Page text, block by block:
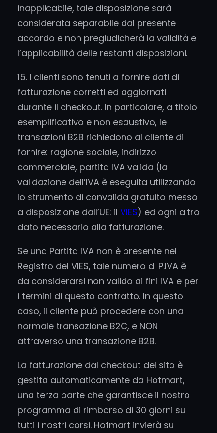
inapplicabile, tale disposizione sarà
considerata separabile dal presente
accordo e non pregiudicherà la validità e
l’applicabilità delle restanti disposizioni.
15. I clienti sono tenuti a fornire dati di
fatturazione corretti ed aggiornati
durante il checkout. In particolare, a titolo
esemplificativo e non esaustivo, le
transazioni B2B richiedono al cliente di
fornire: ragione sociale, indirizzo
commerciale, partita IVA valida (la
validazione dell’IVA è eseguita utilizzando
lo strumento di convalida gratuito messo
a disposizione dall’UE: il VIES) ed ogni altro
dato necessario alla fatturazione.
Se una Partita IVA non è presente nel
Registro del VIES, tale numero di P.IVA è
da considerarsi non valido ai fini IVA e per
i termini di questo contratto. In questo
caso, il cliente può procedere con una
normale transazione B2C, e NON
attraverso una transazione B2B.
La fatturazione dal checkout del sito è
gestita automaticamente da Hotmart,
una terza parte che garantisce il nostro
programma di rimborso di 30 giorni su
tutti i nostri corsi. Hotmart invierà su